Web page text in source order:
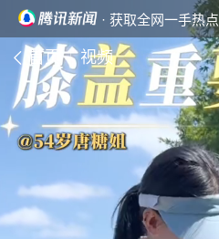
· 获取全网一手热点
首页 视频